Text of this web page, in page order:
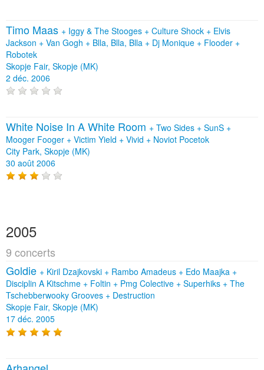
Timo Maas + Iggy & The Stooges + Culture Shock + Elvis
Jackson + Van Gogh + Blla, Blla, Blla + Dj Monique + Flooder +
Robotek
Skopje Fair, Skopje (MK)
2 déc. 2006
White Noise In A White Room + Two Sides + SunS +
Mooger Fooger + Victim Yield + Vivid + Noviot Pocetok
City Park, Skopje (MK)
30 août 2006
2005
9 concerts
Goldie + Kiril Dzajkovski + Rambo Amadeus + Edo Maajka +
Disciplin A Kitschme + Foltin + Pmg Colective + Superhiks + The
Tschebberwooky Grooves + Destruction
Skopje Fair, Skopje (MK)
17 déc. 2005